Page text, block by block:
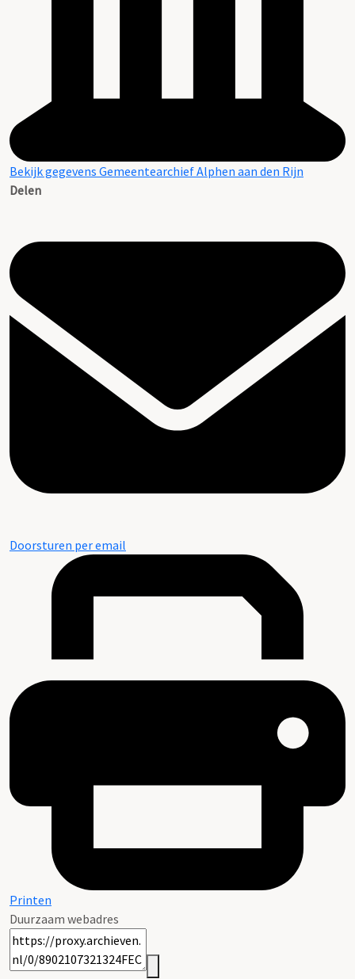
Bekijk gegevens Gemeentearchief Alphen aan den Rijn
Delen
Doorsturen per email
Printen
Duurzaam webadres